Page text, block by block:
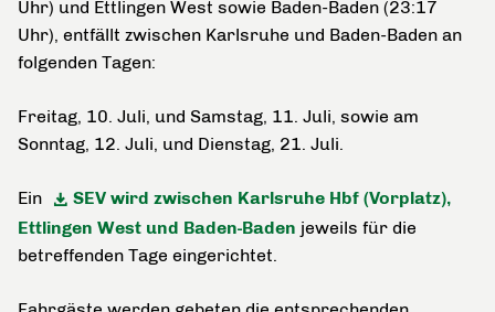
Uhr) und Ettlingen West sowie Baden-Baden (23:17
Uhr), entfällt zwischen Karlsruhe und Baden-Baden an
folgenden Tagen:
Freitag, 10. Juli, und Samstag, 11. Juli, sowie am
Sonntag, 12. Juli, und Dienstag, 21. Juli.
Ein
SEV wird zwischen Karlsruhe Hbf (Vorplatz),
Ettlingen West und Baden-Baden jeweils für die
betreffenden Tage eingerichtet.